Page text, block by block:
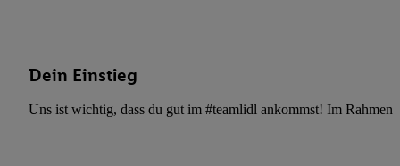
Dein Einstieg
Uns ist wichtig, dass du gut im #teamlidl ankommst! Im Rahmen